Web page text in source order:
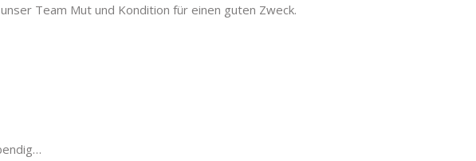
Team Mut und Kondition für einen guten Zweck.